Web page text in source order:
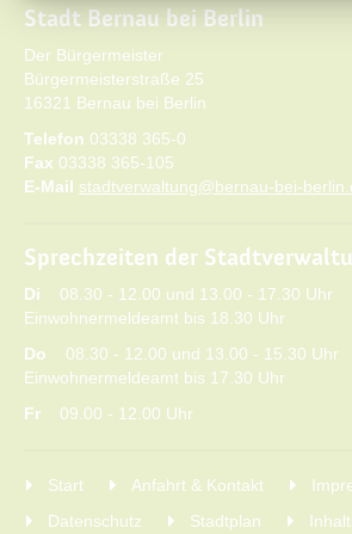
Stadt Bernau bei Berlin
Der Bürgermeister
Bürgermeisterstraße 25
16321 Bernau bei Berlin
Telefon 03338 365-0
Fax 03338 365-105
E-Mail stadtverwaltung@bernau-bei-
Sprechzeiten der
Di 08.30 - 12.00 und 13.00 - 17.30 Uhr
Einwohnermeldeamt bis 18.30 Uhr
Do 08.30 - 12.00 und 13.00 - 15.30 Uhr
Einwohnermeldeamt bis 17.30 Uhr
Fr 09.00 - 12.00 Uhr
Start Anfahrt & Kontakt
Datenschutz
Stadtplan